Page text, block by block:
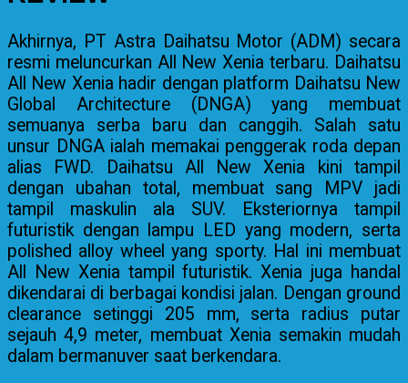
Akhirnya, PT Astra Daihatsu Motor (ADM) secara
resmi meluncurkan All New Xenia terbaru. Daihatsu
All New Xenia hadir dengan platform Daihatsu New
Global Architecture (DNGA) yang membuat
semuanya serba baru dan canggih. Salah satu
unsur DNGA ialah memakai penggerak roda depan
alias FWD. Daihatsu All New Xenia kini tampil
dengan ubahan total, membuat sang MPV jadi
tampil maskulin ala SUV. Eksteriornya tampil
futuristik dengan lampu LED yang modern, serta
polished alloy wheel yang sporty. Hal ini membuat
All New Xenia tampil futuristik. Xenia juga handal
dikendarai di berbagai kondisi jalan. Dengan ground
clearance setinggi 205 mm, serta radius putar
sejauh 4,9 meter, membuat Xenia semakin mudah
dalam bermanuver saat berkendara.